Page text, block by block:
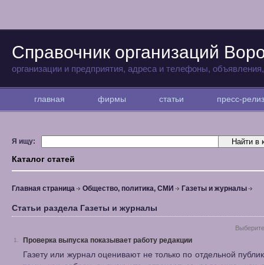
Справочник организаций
организации и предприятия, адреса и телефоны,
главная фирмы статьи пресс-
Я ищу:
Каталог статей
Главная страница Общество, политика, СМИ Газеты и журналы
Статьи раздела Газеты и журналы
1. Проверка выпуска показывает работу редакции
Газету или журнал оценивают не только по отдельной